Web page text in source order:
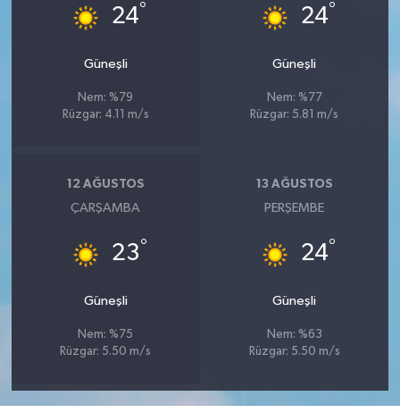
24°
Güneşli
Nem: %79
Rüzgar: 4.11 m/s
24°
Güneşli
Nem: %77
Rüzgar: 5.81 m/s
12 AĞUSTOS
ÇARŞAMBA
23°
Güneşli
Nem: %75
Rüzgar: 5.50 m/s
13 AĞUSTOS
PERŞEMBE
24°
Güneşli
Nem: %63
Rüzgar: 5.50 m/s